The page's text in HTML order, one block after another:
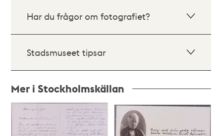
Har du frågor om fotografiet?
Stadsmuseet tipsar
Mer i Stockholmskällan
Relaterade
poster
och